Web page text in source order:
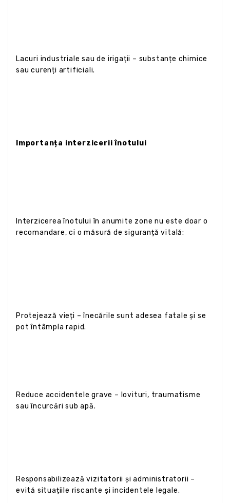
Lacuri industriale sau de irigații – substanțe chimice
sau curenți artificiali.
Importanța interzicerii înotului
Interzicerea înotului în anumite zone nu este doar o
recomandare, ci o măsură de siguranță vitală:
Protejează vieți – înecările sunt adesea fatale și se
pot întâmpla rapid.
Reduce accidentele grave – lovituri, traumatisme
sau încurcări sub apă.
Responsabilizează vizitatorii și administratorii –
evită situațiile riscante și incidentele legale.